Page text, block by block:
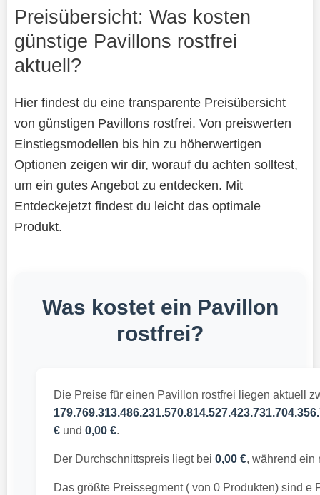
Preisübersicht: Was kosten
günstige Pavillons rostfrei
aktuell?
Hier findest du eine transparente Preisübersicht
von günstigen Pavillons rostfrei. Von preiswerten
Einstiegsmodellen bis hin zu höherwertigen
Optionen zeigen wir dir, worauf du achten solltest,
um ein gutes Angebot zu entdecken. Mit
Entdeckejetzt findest du leicht das optimale
Produkt.
Was kostet ein Pavillon
rostfrei?
Die Preise für einen Pavillon rostfrei liegen aktuell
€und 0,00 €.
Der Durchschnittspreis liegt bei 0,00 €, während ein
Das größte Preissegment ( von 0 Produkten) sind e